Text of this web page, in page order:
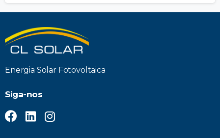
Energia Solar Fotovoltaica
Siga-nos